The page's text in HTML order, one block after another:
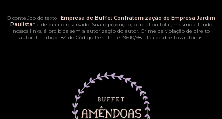
O conteúdo do texto " Empresa de Buffet Confraternização de Empresa Jardim
Paulista" é de direito reservado. Sua reprodução, parcial ou total, mesmo citando
nossos links, é proibida sem a autorização do autor. Crime de violação de direito
autoral – artigo 184 do Código Penal – Lei 9610/98 - Lei de direitos autorais.